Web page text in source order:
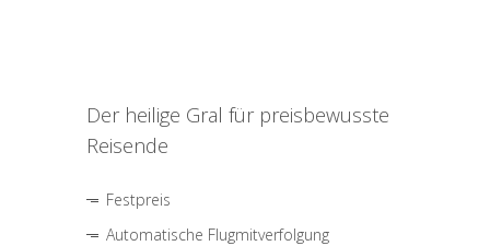
Der heilige Gral für preisbewusste
Reisende
Festpreis
Automatische Flugmitverfolgung